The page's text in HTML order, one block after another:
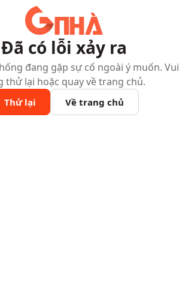
Đã có lỗi xảy ra
đang gặp sự cố ngoài ý muốn. Vui
thử lại hoặc quay về trang chủ.
Thử lại Về trang chủ